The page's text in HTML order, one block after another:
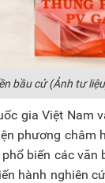
bầu cử (Ảnh tư
gia Việt Nam
phương châm
biến các văn
hành nghiên